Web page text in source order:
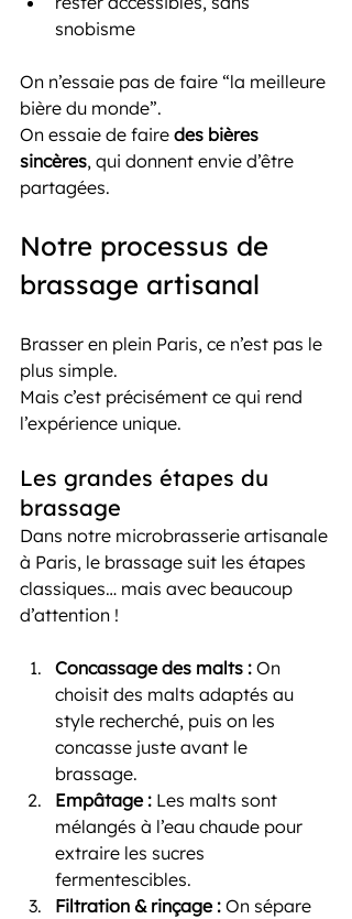
snobisme
On n’essaie pas de faire “la meilleure
bière du monde”.
On essaie de faire des bières
sincères, qui donnent envie d’être
partagées.
Notre processus de
brassage artisanal
Brasser en plein Paris, ce n’est pas le
plus simple.
Mais c’est précisément ce qui rend
l’expérience unique.
Les grandes étapes du
brassage
Dans notre microbrasserie artisanale
à Paris, le brassage suit les étapes
classiques… mais avec beaucoup
d’attention !
Concassage des malts : On
choisit des malts adaptés au
style recherché, puis on les
concasse juste avant le
brassage.
Empâtage : Les malts sont
mélangés à l’eau chaude pour
extraire les sucres
fermentescibles.
Filtration & rinçage : On sépare